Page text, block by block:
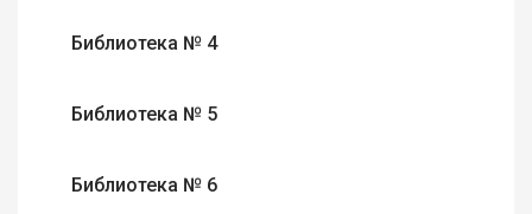
Библиотека № 4
Библиотека № 5
Библиотека № 6